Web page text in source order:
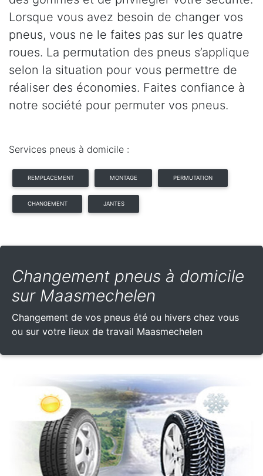
Lorsque vous avez besoin de changer vos
pneus, vous ne le faites pas sur les quatre
roues. La permutation des pneus s’applique
selon la situation pour vous permettre de
réaliser des économies. Faites confiance à
notre société pour permuter vos pneus.
Services pneus à domicile :
REMPLACEMENT MONTAGE PERMUTATION
CHANGEMENT JANTES
Changement pneus à domicile
sur Maasmechelen
Changement de vos pneus été ou hivers chez vous
ou sur votre lieux de travail Maasmechelen